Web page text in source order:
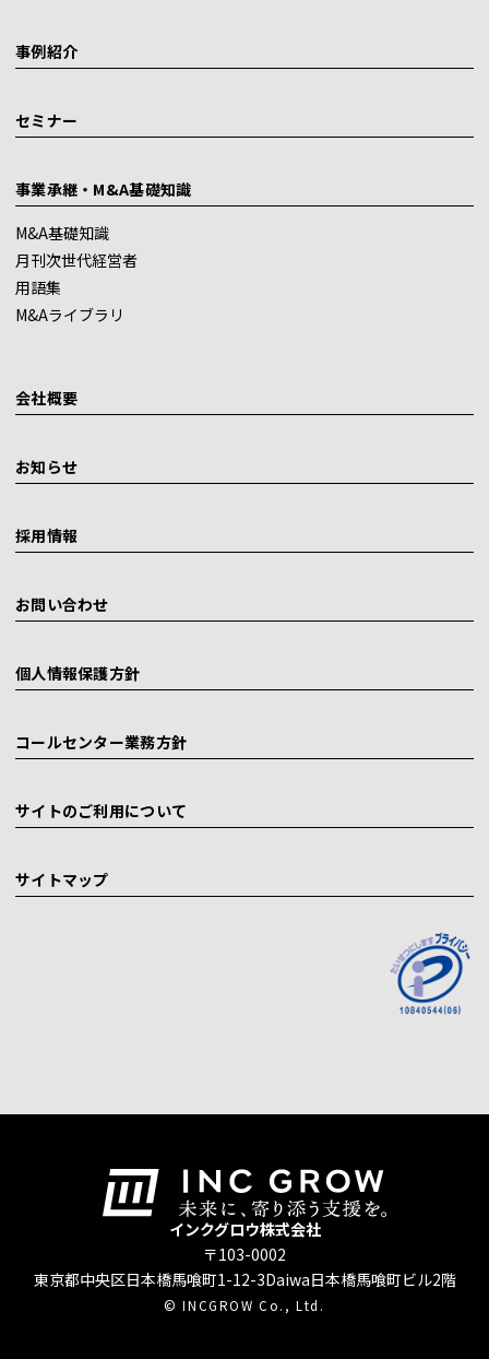
事例紹介
セミナー
事業承継・M&A基礎知識
M&A基礎知識
月刊次世代経営者
用語集
M&Aライブラリ
会社概要
お知らせ
採用情報
お問い合わせ
個人情報保護方針
コールセンター業務方針
サイトのご利用について
サイトマップ
インクグロウ株式会社
〒103-0002
東京都中央区日本橋馬喰町1-12-3Daiwa日本橋馬喰町ビル2階
© INCGROW Co., Ltd.